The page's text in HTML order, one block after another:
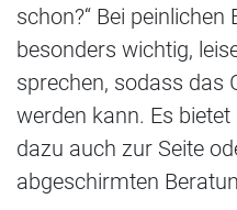
schon?“ Bei
besonders wichtig,
sprechen, sodass das
werden kann. Es
dazu auch zur Seite
abgeschirmten